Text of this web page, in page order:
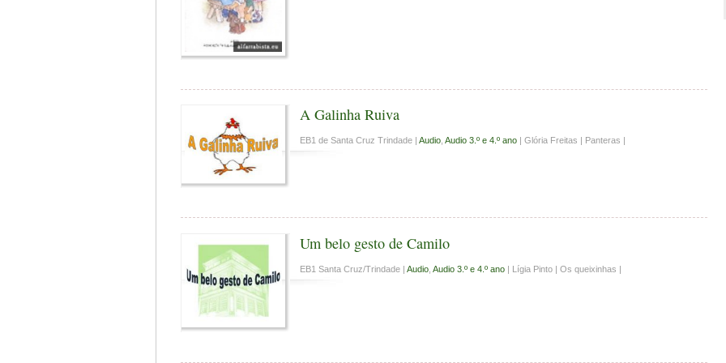
A Galinha Ruiva
EB1 de Santa Cruz Trindade |Audio,Audio 3.º e 4.º ano | Glória Freitas | Panteras |
Um belo gesto de Camilo
EB1 Santa Cruz/Trindade |Audio ,Audio 3.º e 4.º ano | Lígia Pinto | Os queixinhas |